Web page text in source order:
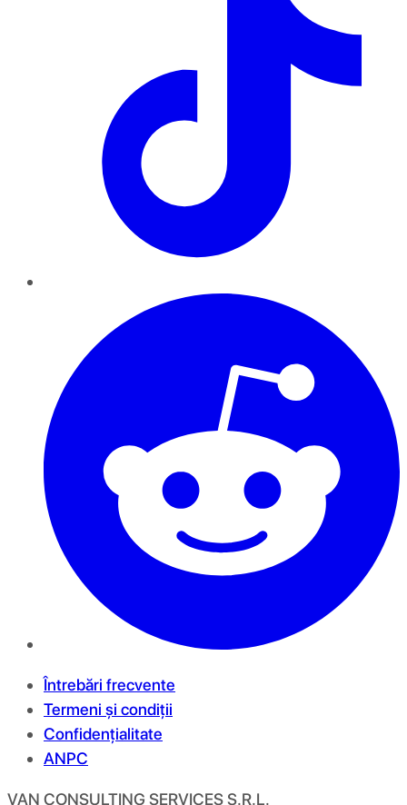
Întrebări frecvente
Termeni și condiții
Confidențialitate
ANPC
VAN CONSULTING SERVICES S.R.L.